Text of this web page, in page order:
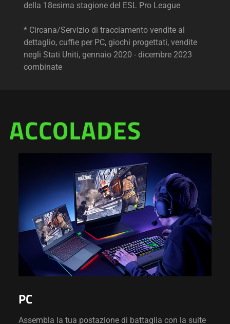
della 18esima stagione del ESL Pro League
* Circana/Servizio di tracciamento vendite al
dettaglio, cuffie per PC, giochi progettati, vendite
negli Stati Uniti, gennaio 2020 - dicembre 2023
combinate
ACCOLADES
PC
Assembla la tua postazione di battaglia con la suite